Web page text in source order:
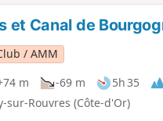
et Canal de
/ AMM
m -69 m 5h 35
sur-Rouvres (Côte-d'Or)